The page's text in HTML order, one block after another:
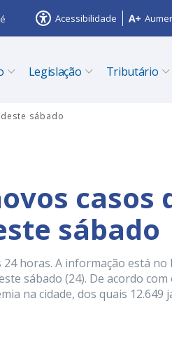
Acessibilidade
Legislação Tributário
sábado
casos
sábado
horas. A informação está no
sábado (24). De acordo
na cidade, dos quais 12.649